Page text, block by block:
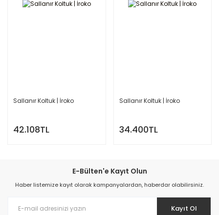
Sallanır Koltuk | İroko
42.108TL
Sallanır Koltuk | İroko
34.400TL
E-Bülten'e Kayıt Olun
Haber listemize kayıt olarak kampanyalardan, haberdar olabilirsiniz.
Kayıt Ol